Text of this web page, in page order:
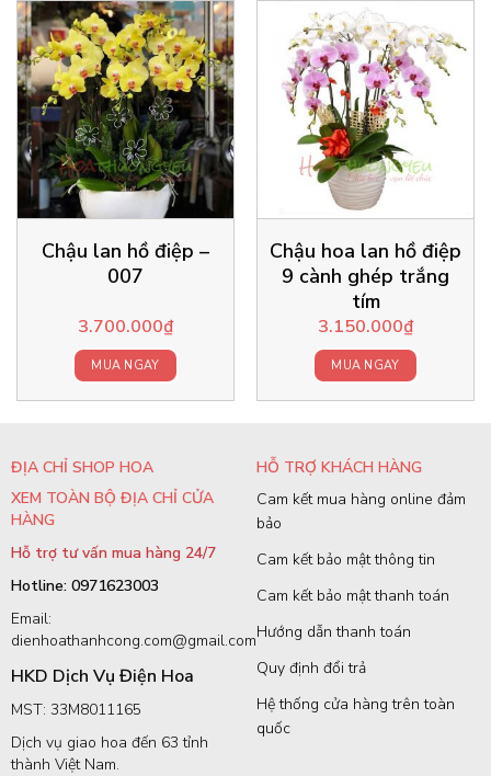
Chậu lan hồ điệp –
007
3.700.000₫
MUA NGAY
Chậu hoa lan hồ điệp
9 cành ghép trắng
tím
3.150.000₫
MUA NGAY
ĐỊA CHỈ SHOP HOA
XEM TOÀN BỘ ĐỊA CHỈ CỬA
HÀNG
Hỗ trợ tư vấn mua hàng 24/7
Hotline: 0971623003
Email:
dienhoathanhcong.com@gmail.com
HKD Dịch Vụ Điện Hoa
MST: 33M8011165
Dịch vụ giao hoa đến 63 tỉnh
thành Việt Nam.
HỖ TRỢ KHÁCH HÀNG
Cam kết mua hàng online đảm
bảo
Cam kết bảo mật thông tin
Cam kết bảo mật thanh toán
Hướng dẫn thanh toán
Quy định đổi trả
Hệ thống cửa hàng trên toàn
quốc